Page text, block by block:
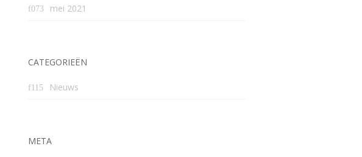
mei 2021
CATEGORIEËN
Nieuws
META